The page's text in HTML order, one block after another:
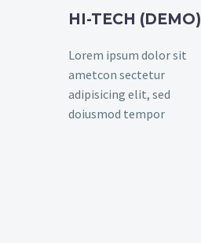
HI-TECH (DEMO)
Lorem ipsum dolor sit
ametcon sectetur
adipisicing elit, sed
doiusmod tempor